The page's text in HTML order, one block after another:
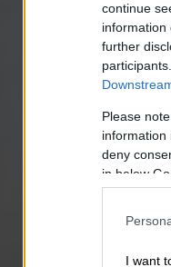
continue
information
further
Please
information
deny
in below
I want